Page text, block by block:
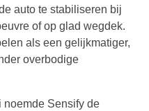
auto te stabiliseren bij
of op glad wegdek.
als een gelijkmatiger,
overbodige
Sensify de